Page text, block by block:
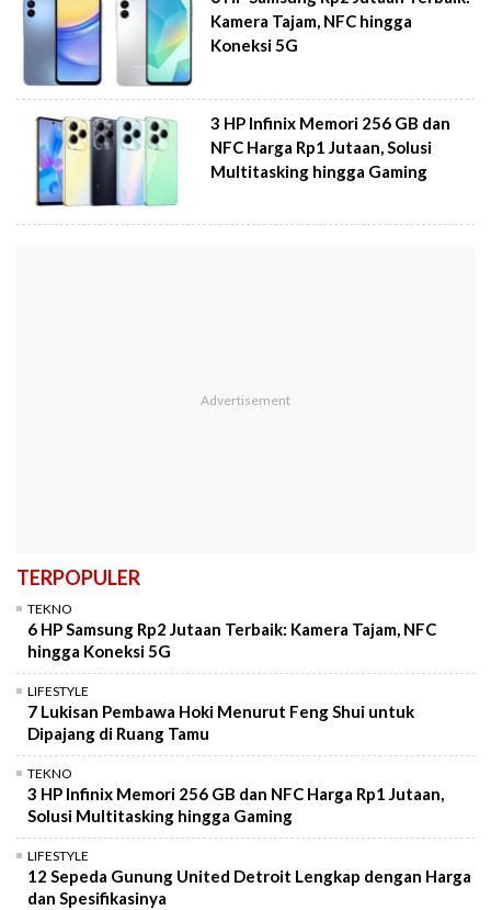
Kamera Tajam, NFC hingga
Koneksi 5G
3 HP Infinix Memori 256 GB dan
NFC Harga Rp1 Jutaan, Solusi
Multitasking hingga Gaming
TERPOPULER
TEKNO
6 HP Samsung Rp2 Jutaan Terbaik: Kamera Tajam, NFC
hingga Koneksi 5G
LIFESTYLE
7 Lukisan Pembawa Hoki Menurut Feng Shui untuk
Dipajang di Ruang Tamu
TEKNO
3 HP Infinix Memori 256 GB dan NFC Harga Rp1 Jutaan,
Solusi Multitasking hingga Gaming
LIFESTYLE
12 Sepeda Gunung United Detroit Lengkap dengan Harga
dan Spesifikasinya